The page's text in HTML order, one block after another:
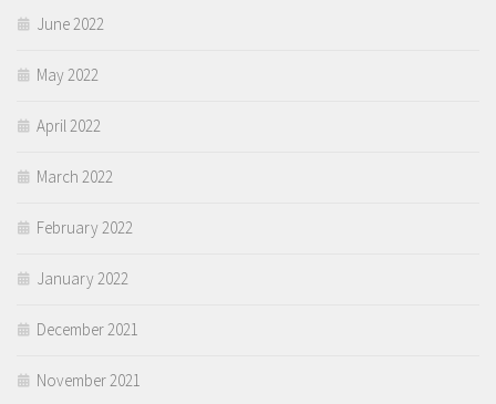
June 2022
May 2022
April 2022
March 2022
February 2022
January 2022
December 2021
November 2021